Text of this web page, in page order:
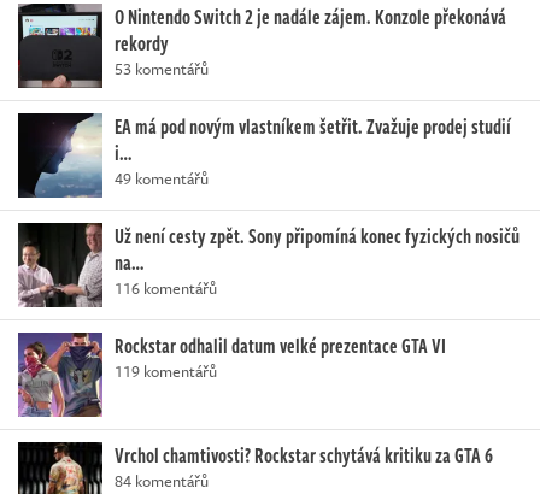
O Nintendo Switch 2 je nadále zájem. Konzole překonává
rekordy
53 komentářů
EA má pod novým vlastníkem šetřit. Zvažuje prodej studií
i…
49 komentářů
Už není cesty zpět. Sony připomíná konec fyzických nosičů
na…
116 komentářů
Rockstar odhalil datum velké prezentace GTA VI
119 komentářů
Vrchol chamtivosti? Rockstar schytává kritiku za GTA 6
84 komentářů